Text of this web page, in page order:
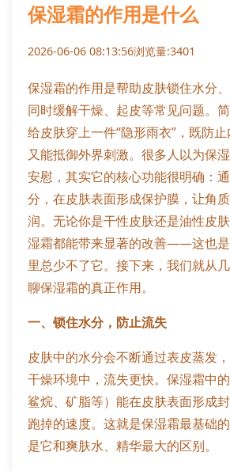
保湿霜的作用是什么
2026-06-06 08:13:56浏览量:3401
保湿霜的作用是帮助皮肤锁住水分
同时缓解干燥、起皮等常见问题。
给皮肤穿上一件“隐形雨衣”，既防止
又能抵御外界刺激。很多人以为保
安慰，其实它的核心功能很明确：
分，在皮肤表面形成保护膜，让角
润。无论你是干性皮肤还是油性皮
湿霜都能带来显著的改善——这也
里总少不了它。接下来，我们就从
聊保湿霜的真正作用。
一、锁住水分，防止流失
皮肤中的水分会不断通过表皮蒸发
干燥环境中，流失更快。保湿霜中
鲨烷、矿脂等）能在皮肤表面形成
跑掉的速度。这就是保湿霜最基础
是它和爽肤水、精华最大的区别。